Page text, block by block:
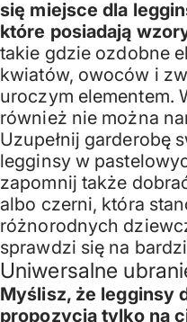
się miejsce dla
które posiadają
takie gdzie ozdobne
kwiatów, owoców i
uroczym elementem.
również nie można
Uzupełnij garderobę
legginsy w
zapomnij także
albo czerni, która
różnorodnych
sprawdzi się na
Uniwersalne
Myślisz, że legginsy
propozycja tylko na